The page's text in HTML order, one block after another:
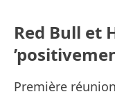
Red Bull et
Première